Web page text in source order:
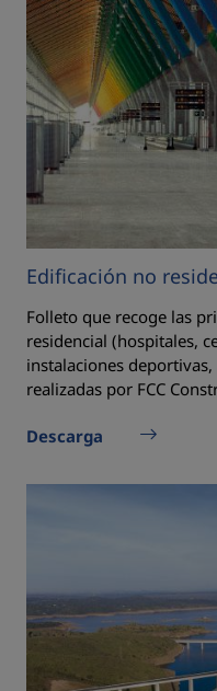
Edificación no
Folleto que recoge las
residencial (hospitales,
instalaciones
realizadas por FCC
Descarga